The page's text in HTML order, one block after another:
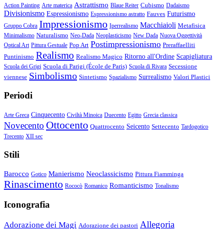
Action Painting Arte materica Astrattismo Blaue Reiter Cubismo Dadaismo
Divisionismo Espressionismo Espressionismo astratto Fauves Futurismo
Gruppo Cobra Impressionismo Iperrealismo Macchiaioli Metafisica
Minimalismo Naturalismo Neo-Dada Neoplasticismo New Dada Nuova Oggettività
Optical Art Pittura Gestuale Pop Art Postimpressionismo Preraffaelliti
Puntinismo Realismo Realismo Magico Ritorno all'Ordine Scapigliatura
Scuola dei Grigi Scuola di Parigi (École de Paris) Scuola di Rivara Secessione
viennese Simbolismo Sintetismo Spazialismo Surrealismo Valori Plastici
Periodi
Arte Greca Cinquecento Civiltà Minoica Duecento Egitto Grecia classica
Novecento Ottocento Quattrocento Seicento Settecento Tardogotico
Trecento XII sec
Stili
Barocco Gotico Manierismo Neoclassicismo Pittura Fiamminga
Rinascimento Rococò Romanico Romanticismo Tonalismo
Iconografia
Adorazione dei Magi Adorazione dei pastori Allegoria